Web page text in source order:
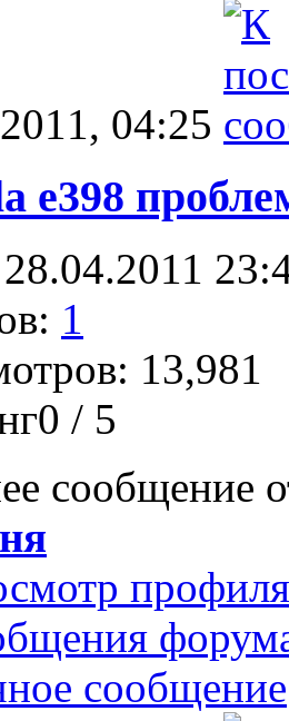
04:25
e398
1
13,981
/ 5
сообщение
профиля
сообщение